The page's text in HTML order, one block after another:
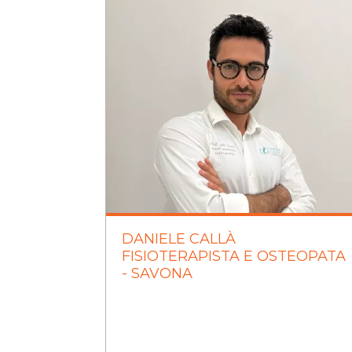
DANIELE CALLÀ
FISIOTERAPISTA E OSTEOPATA
- SAVONA